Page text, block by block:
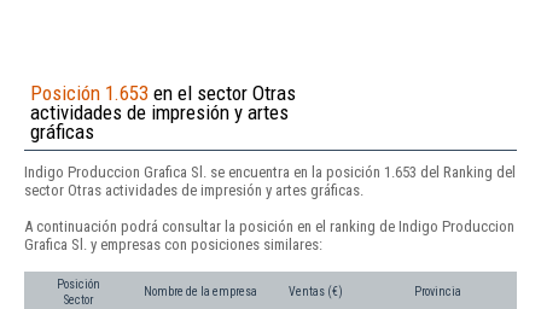
Posición 1.653 en el sector Otras
actividades de impresión y artes
gráficas
Indigo Produccion Grafica Sl. se encuentra en la posición 1.653 del Ranking del
sector Otras actividades de impresión y artes gráficas.
A continuación podrá consultar la posición en el ranking de Indigo Produccion
Grafica Sl. y empresas con posiciones similares:
Posición
Sector
Nombre de la empresa Ventas (€) Provincia